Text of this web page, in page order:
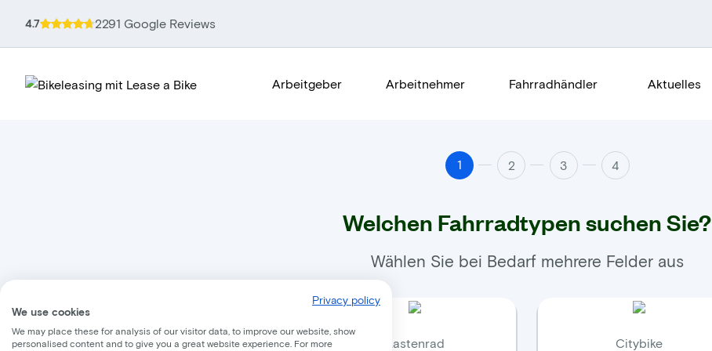
4.7 2291 Google Reviews
Arbeitgeber Arbeitnehmer Fahrradhändler Aktuelles
1 2 3 4
Welchen Fahrradtypen suchen Sie?
Wählen Sie bei Bedarf mehrere Felder aus
E-Bike Lastenrad Citybike
Privacy policy
We use cookies
We may place these for analysis of our visitor data, to improve our website, show
personalised content and to give you a great website experience. For more